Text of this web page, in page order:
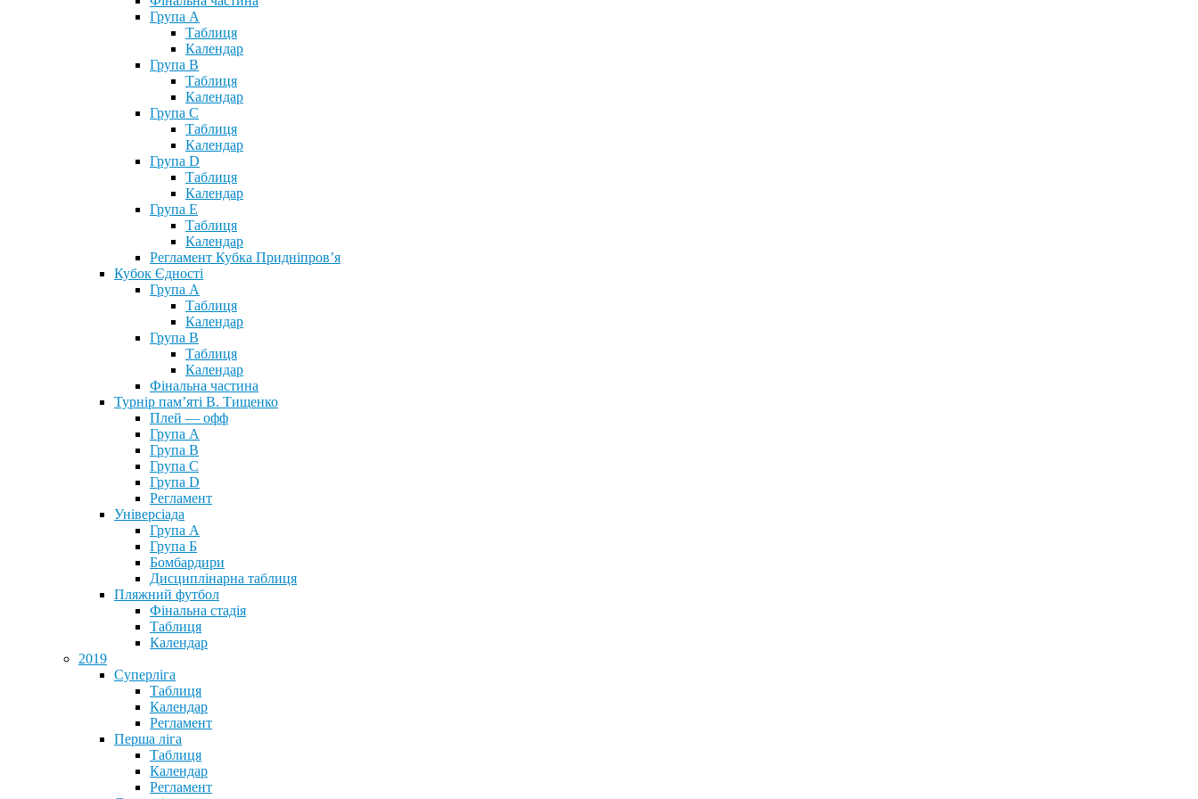
Група А
Таблиця
Календар
Група В
Таблиця
Календар
Група С
Таблиця
Календар
Група D
Таблиця
Календар
Група Е
Таблиця
Календар
Регламент Кубка Придніпров’я
Кубок Єдності
Група А
Таблиця
Календар
Група В
Таблиця
Календар
Фінальна частина
Турнір пам’яті В. Тищенко
Плей — офф
Група А
Група B
Група С
Група D
Регламент
Універсіада
Група А
Група Б
Бомбардири
Дисциплінарна таблиця
Пляжний футбол
Фінальна стадія
Таблиця
Календар
2019
Суперліга
Таблиця
Календар
Регламент
Перша ліга
Таблиця
Календар
Регламент